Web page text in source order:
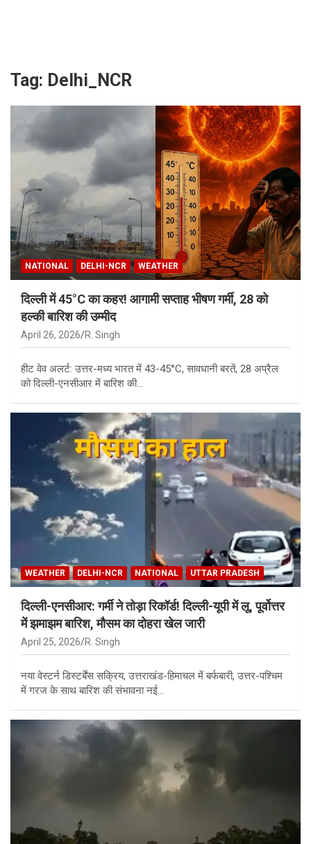
Tag: Delhi_NCR
NATIONAL DELHI-NCR WEATHER
दिल्ली में 45°C का कहर! आगामी सप्ताह भीषण गर्मी, 28 को
हल्की बारिश की उम्मीद
April 26, 2026 R. Singh
हीट वेव अलर्ट: उत्तर-मध्य भारत में 43-45°C, सावधानी बरतें, 28 अप्रैल
को दिल्ली-एनसीआर में बारिश की…
WEATHER DELHI-NCR NATIONAL UTTAR PRADESH
दिल्ली-एनसीआर: गर्मी ने तोड़ा रिकॉर्ड! दिल्ली-यूपी में लू, पूर्वोत्तर
में झमाझम बारिश, मौसम का दोहरा खेल जारी
April 25, 2026 R. Singh
नया वेस्टर्न डिस्टर्बेंस सक्रिय, उत्तराखंड-हिमाचल में बर्फबारी, उत्तर-पश्चिम
में गरज के साथ बारिश की संभावना नई…